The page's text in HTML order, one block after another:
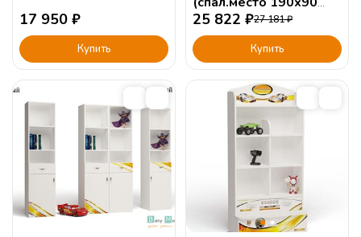
17 950 ₽
Купить
или 160х90см)
25 822 ₽27 181₽
Купить